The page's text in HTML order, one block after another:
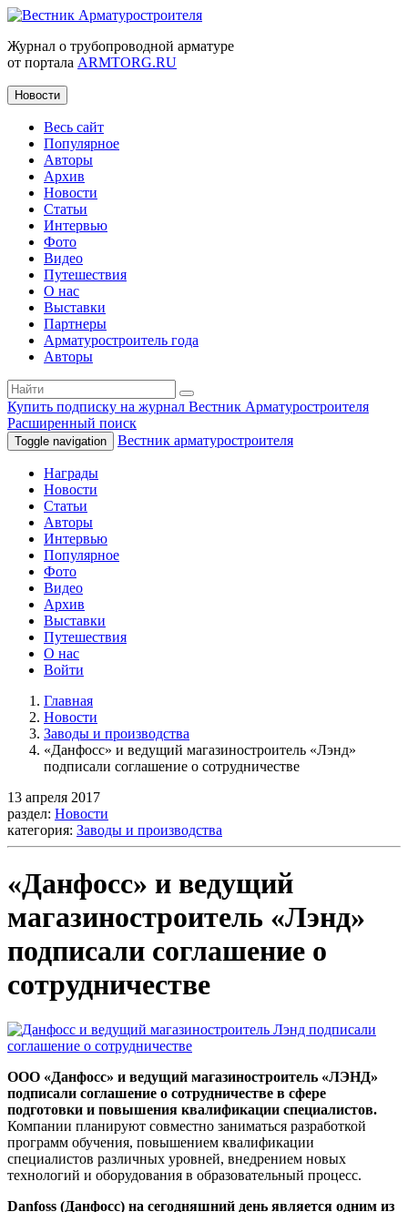
Журнал о трубопроводной арматуре
от портала ARMTORG.RU
Новости
Весь сайт
Популярное
Авторы
Архив
Новости
Статьи
Интервью
Фото
Видео
Путешествия
О нас
Выставки
Партнеры
Арматуростроитель года
Авторы
Купить подписку на журнал Вестник Арматуростроителя
Расширенный поиск
Toggle navigation Вестник арматуростроителя
Награды
Новости
Статьи
Авторы
Интервью
Популярное
Фото
Видео
Архив
Выставки
Путешествия
О нас
Войти
Главная
Новости
Заводы и производства
«Данфосс» и ведущий магазиностроитель «Лэнд»
подписали соглашение о сотрудничестве
13 апреля 2017
раздел: Новости
категория: Заводы и производства
«Данфосс» и ведущий
магазиностроитель «Лэнд»
подписали соглашение о
сотрудничестве
ООО «Данфосс» и ведущий магазиностроитель «ЛЭНД»
подписали соглашение о сотрудничестве в сфере
подготовки и повышения квалификации специалистов.
Компании планируют совместно заниматься разработкой
программ обучения, повышением квалификации
специалистов различных уровней, внедрением новых
технологий и оборудования в образовательный процесс.
Danfoss (Данфосс) на сегодняшний день является одним из